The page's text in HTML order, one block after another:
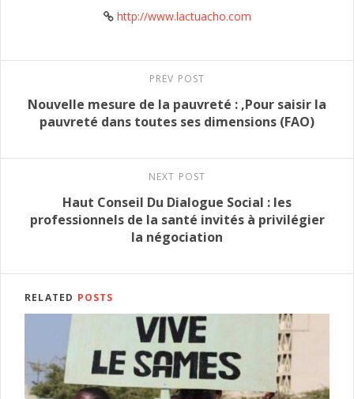
http://www.lactuacho.com
PREV POST
Nouvelle mesure de la pauvreté : ,Pour saisir la
pauvreté dans toutes ses dimensions (FAO)
NEXT POST
Haut Conseil Du Dialogue Social : les
professionnels de la santé invités à privilégier
la négociation
RELATED POSTS